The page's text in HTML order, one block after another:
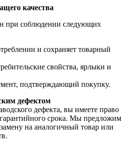
качества
при соблюдении следующих
и сохраняет товарный
свойства, ярлыки и
подтверждающий покупку.
дефектом
дефекта, вы имеете право
гарантийного срока. Мы предложим
на аналогичный товар или